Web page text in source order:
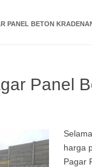
PANEL BETON
Panel
harga
Pagar